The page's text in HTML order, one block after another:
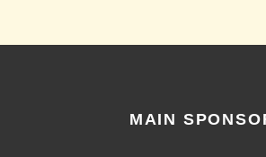
MAIN